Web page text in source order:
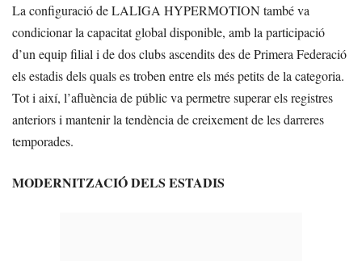
La configuració de LALIGA HYPERMOTION també va
condicionar la capacitat global disponible, amb la participació
d’un equip filial i de dos clubs ascendits des de Primera Federació
els estadis dels quals es troben entre els més petits de la categoria.
Tot i així, l’afluència de públic va permetre superar els registres
anteriors i mantenir la tendència de creixement de les darreres
temporades.
MODERNITZACIÓ DELS ESTADIS